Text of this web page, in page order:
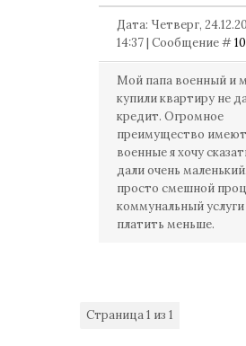
Дата: Четверг,
14:37 | Сообщение #10
Мой папа военный и
купили квартиру не
кредит. Огромное
преимущество имеют
военные я хочу
дали очень маленький,
просто смешной
коммунальный
платить меньше.
Страница1 из 1